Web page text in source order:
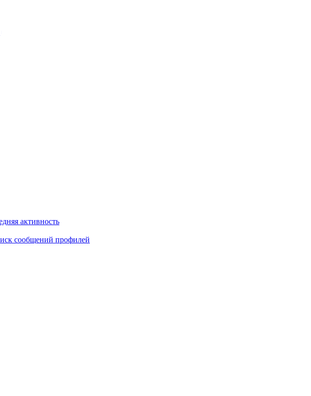
активность
сообщений профилей